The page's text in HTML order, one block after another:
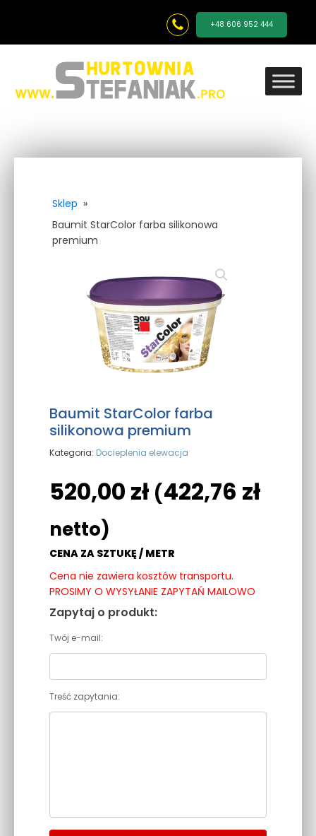
+48 606 952 444
Sklep »
Baumit StarColor farba silikonowa
premium
Baumit StarColor farba
silikonowa premium
Kategoria: Docieplenia elewacja
520,00 zł (422,76 zł
netto)
CENA ZA SZTUKĘ / METR
Cena nie zawiera kosztów transportu.
PROSIMY O WYSYŁANIE ZAPYTAŃ MAILOWO
Zapytaj o produkt:
Twój e-mail:
Treść zapytania: